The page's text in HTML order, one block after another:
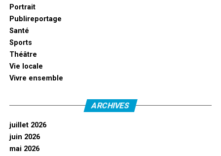
Portrait
Publireportage
Santé
Sports
Théâtre
Vie locale
Vivre ensemble
ARCHIVES
juillet 2026
juin 2026
mai 2026